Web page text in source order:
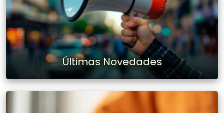
Últimas Novedades